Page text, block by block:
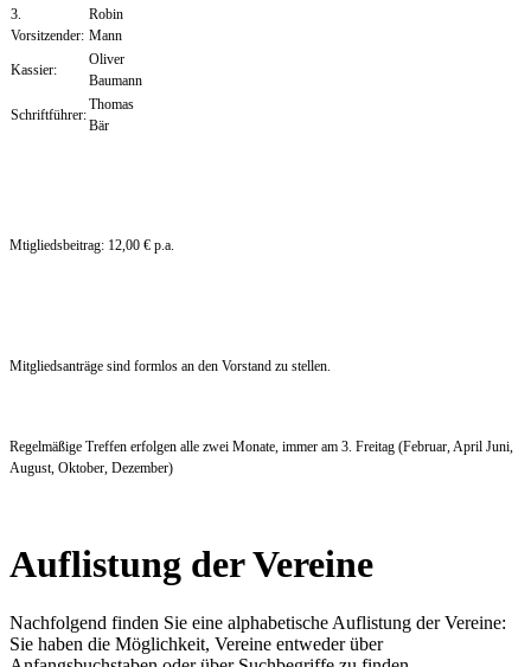
3.
Vorsitzender:
Robin
Mann
Kassier:
Oliver
Baumann
Schriftführer:
Thomas
Bär
Mtigliedsbeitrag: 12,00 € p.a.
Mitgliedsanträge sind formlos an den Vorstand zu stellen.
Regelmäßige Treffen erfolgen alle zwei Monate, immer am 3. Freitag (Februar, April Juni,
August, Oktober, Dezember)
Auflistung der Vereine
Nachfolgend finden Sie eine alphabetische Auflistung der Vereine:
Sie haben die Möglichkeit, Vereine entweder über